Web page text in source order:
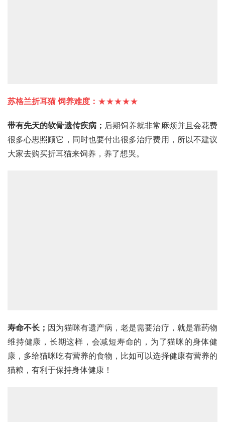
苏格兰折耳猫 饲养难度： ★★★★★
带有先天的软骨遗传疾病； 后期饲养就非常麻烦并且会花费
很多心思照顾它，同时也要付出很多治疗费用，所以不建议
大家去购买折耳猫来饲养，养了想哭。
寿命不长； 因为猫咪有遗产病，老是需要治疗，就是靠药物
维持健康，长期这样，会减短寿命的，为了猫咪的身体健
康，多给猫咪吃有营养的食物，比如可以选择健康有营养的
猫粮，有利于保持身体健康！